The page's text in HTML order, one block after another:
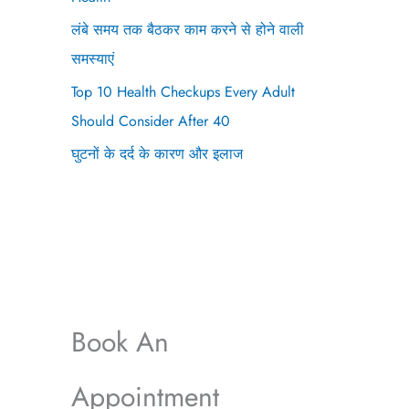
लंबे समय तक बैठकर काम करने से होने वाली
समस्याएं
Top 10 Health Checkups Every Adult
Should Consider After 40
घुटनों के दर्द के कारण और इलाज
Book An
Appointment